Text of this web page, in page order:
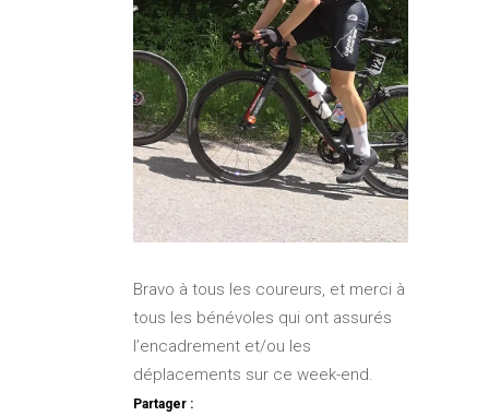
Bravo à tous les coureurs, et merci à
tous les bénévoles qui ont assurés
l’encadrement et/ou les
déplacements sur ce week-end.
Partager :